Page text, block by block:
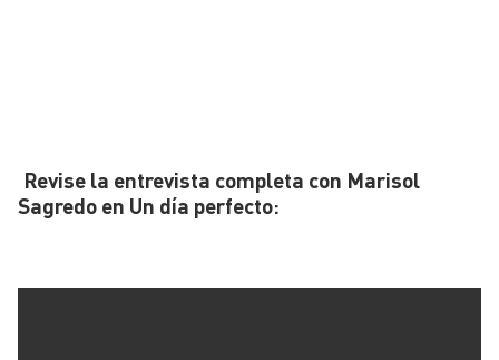
Revise la entrevista completa con Marisol
Sagredo en Un día perfecto: